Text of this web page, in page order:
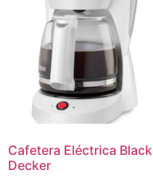
Cafetera Eléctrica Black
Decker